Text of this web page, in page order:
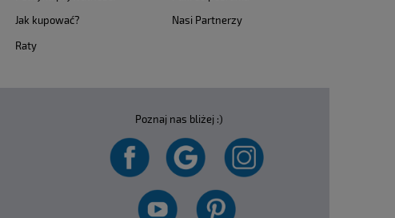
Jak kupować?
Raty
Nasi Partnerzy
Poznaj nas bliżej :)